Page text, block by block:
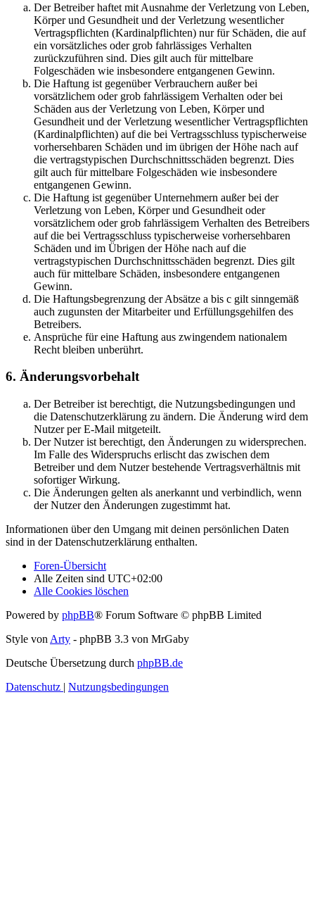
Der Betreiber haftet mit Ausnahme der Verletzung von Leben,
Körper und Gesundheit und der Verletzung wesentlicher
Vertragspflichten (Kardinalpflichten) nur für Schäden, die auf
ein vorsätzliches oder grob fahrlässiges Verhalten
zurückzuführen sind. Dies gilt auch für mittelbare
Folgeschäden wie insbesondere entgangenen Gewinn.
Die Haftung ist gegenüber Verbrauchern außer bei
vorsätzlichem oder grob fahrlässigem Verhalten oder bei
Schäden aus der Verletzung von Leben, Körper und
Gesundheit und der Verletzung wesentlicher Vertragspflichten
(Kardinalpflichten) auf die bei Vertragsschluss typischerweise
vorhersehbaren Schäden und im übrigen der Höhe nach auf
die vertragstypischen Durchschnittsschäden begrenzt. Dies
gilt auch für mittelbare Folgeschäden wie insbesondere
entgangenen Gewinn.
Die Haftung ist gegenüber Unternehmern außer bei der
Verletzung von Leben, Körper und Gesundheit oder
vorsätzlichem oder grob fahrlässigem Verhalten des Betreibers
auf die bei Vertragsschluss typischerweise vorhersehbaren
Schäden und im Übrigen der Höhe nach auf die
vertragstypischen Durchschnittsschäden begrenzt. Dies gilt
auch für mittelbare Schäden, insbesondere entgangenen
Gewinn.
Die Haftungsbegrenzung der Absätze a bis c gilt sinngemäß
auch zugunsten der Mitarbeiter und Erfüllungsgehilfen des
Betreibers.
Ansprüche für eine Haftung aus zwingendem nationalem
Recht bleiben unberührt.
6. Änderungsvorbehalt
Der Betreiber ist berechtigt, die Nutzungsbedingungen und
die Datenschutzerklärung zu ändern. Die Änderung wird dem
Nutzer per E-Mail mitgeteilt.
Der Nutzer ist berechtigt, den Änderungen zu widersprechen.
Im Falle des Widerspruchs erlischt das zwischen dem
Betreiber und dem Nutzer bestehende Vertragsverhältnis mit
sofortiger Wirkung.
Die Änderungen gelten als anerkannt und verbindlich, wenn
der Nutzer den Änderungen zugestimmt hat.
Informationen über den Umgang mit deinen persönlichen Daten
sind in der Datenschutzerklärung enthalten.
Foren-Übersicht
Alle Zeiten sind UTC+02:00
Alle Cookies löschen
Powered by phpBB® Forum Software © phpBB Limited
Style von Arty - phpBB 3.3 von MrGaby
Deutsche Übersetzung durch phpBB.de
Datenschutz | Nutzungsbedingungen